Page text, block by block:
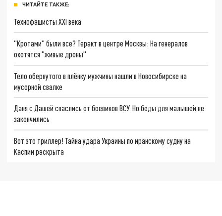
ЧИТАЙТЕ ТАКЖЕ:
Технофашисты XXI века
"Кротами" были все? Теракт в центре Москвы: На генералов
охотятся "живые дроны"
Тело обернутого в плёнку мужчины нашли в Новосибирске на
мусорной свалке
Даня с Дашей спаслись от боевиков ВСУ. Но беды для малышей не
закончились
Вот это триллер! Тайна удара Украины по иранскому судну на
Каспии раскрыта